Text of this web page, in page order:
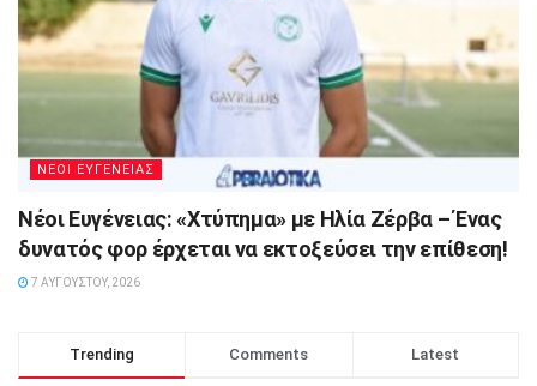
ΝΕΟΙ ΕΥΓΕΝΕΙΑΣ
Νέοι Ευγένειας: «Χτύπημα» με Ηλία Ζέρβα – Ένας
δυνατός φορ έρχεται να εκτοξεύσει την επίθεση!
7 ΑΥΓΟΎΣΤΟΥ, 2026
Trending Comments Latest